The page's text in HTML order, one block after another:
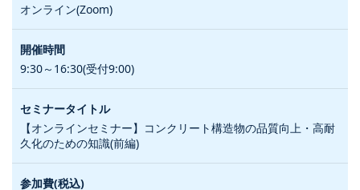
オンライン(Zoom)
9:30～16:30(受付9:00)
【オンラインセミナー】コンクリート構造物の品質向上・高耐
久化のための知識(前編)